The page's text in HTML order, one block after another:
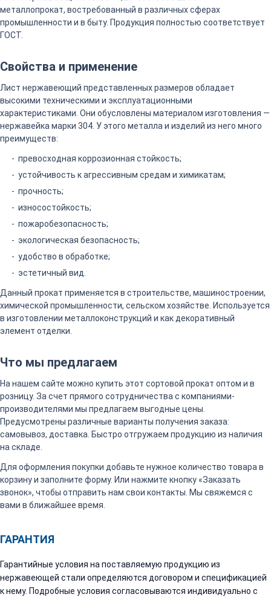
металлопрокат, востребованный в различных сферах
промышленности и в быту. Продукция полностью соответствует
ГОСТ.
Свойства и применение
Лист нержавеющий представленных размеров обладает
высокими техническими и эксплуатационными
характеристиками. Они обусловлены материалом изготовления —
нержавейка марки 304. У этого металла и изделий из него много
преимуществ:
превосходная коррозионная стойкость;
устойчивость к агрессивным средам и химикатам;
прочность;
износостойкость;
пожаробезопасность;
экологическая безопасность;
удобство в обработке;
эстетичный вид.
Данный прокат применяется в строительстве, машиностроении,
химической промышленности, сельском хозяйстве. Используется
в изготовлении металлоконструкций и как декоративный
элемент отделки.
Что мы предлагаем
На нашем сайте можно купить этот сортовой прокат оптом и в
розницу. За счет прямого сотрудничества с компаниями-
производителями мы предлагаем выгодные цены.
Предусмотрены различные варианты получения заказа:
самовывоз, доставка. Быстро отгружаем продукцию из наличия
на складе.
Для оформления покупки добавьте нужное количество товара в
корзину и заполните форму. Или нажмите кнопку «Заказать
звонок», чтобы отправить нам свои контакты. Мы свяжемся с
вами в ближайшее время.
ГАРАНТИЯ
Гарантийные условия на поставляемую продукцию из
нержавеющей стали определяются договором и спецификацией
к нему. Подробные условия согласовываются индивидуально с